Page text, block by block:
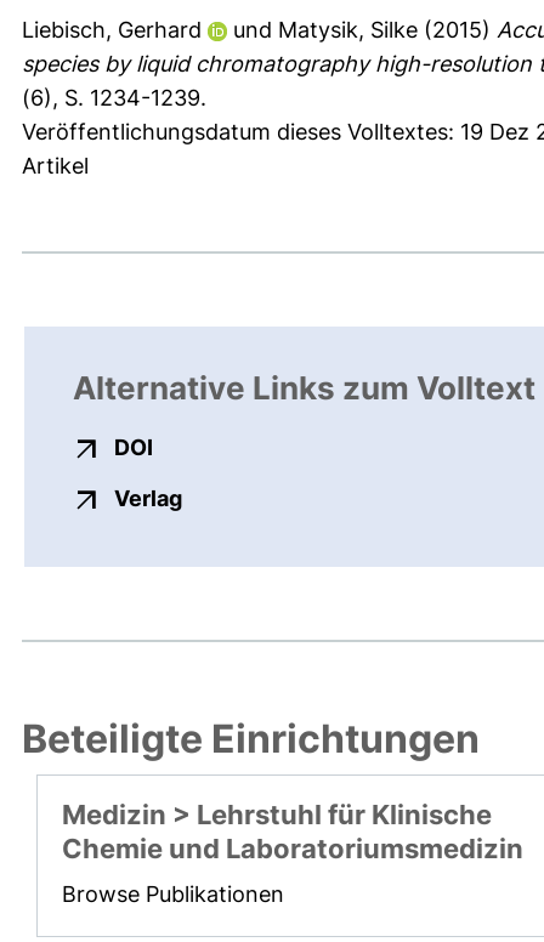
Liebisch, Gerhard und Matysik, Silke (2015)
species by liquid chromatography high-resolution
(6), S. 1234-1239.
Veröffentlichungsdatum dieses Volltextes: 19 Dez
Artikel
Alternative Links zum Volltext
DOI
Verlagexterner Link, öffnet neues
Beteiligte Einrichtungen
Medizin > Lehrstuhl für Klinische
Chemie und Laboratoriumsmedizin
Browse Publikationen